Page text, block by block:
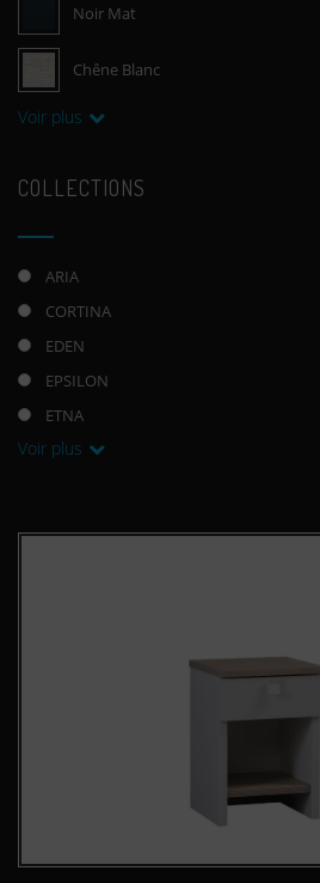
Noir Mat
Chêne Blanc
Voir plus
COLLECTIONS
ARIA
CORTINA
EDEN
EPSILON
ETNA
Voir plus